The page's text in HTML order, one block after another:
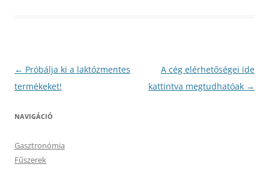
Bejegyzés
navigáció
← Próbálja ki a laktózmentes
termékeket!
A cég elérhetőségei ide
kattintva megtudhatóak →
NAVIGÁCIÓ
Gasztronómia
Fűszerek